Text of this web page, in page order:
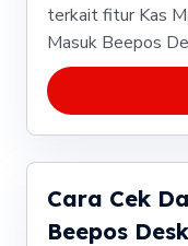
terkait fitur Kas
Masuk Beepos
Cara Cek
Beepos